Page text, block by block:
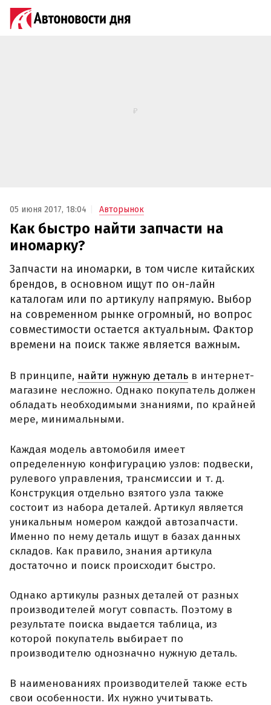
05 июня 2017, 18:04 Авторынок
Как быстро найти запчасти на
иномарку?
Запчасти на иномарки, в том числе китайских
брендов, в основном ищут по он-лайн
каталогам или по артикулу напрямую. Выбор
на современном рынке огромный, но вопрос
совместимости остается актуальным. Фактор
времени на поиск также является важным.
В принципе, найти нужную деталь в интернет-
магазине несложно. Однако покупатель должен
обладать необходимыми знаниями, по крайней
мере, минимальными.
Каждая модель автомобиля имеет
определенную конфигурацию узлов: подвески,
рулевого управления, трансмиссии и т. д.
Конструкция отдельно взятого узла также
состоит из набора деталей. Артикул является
уникальным номером каждой автозапчасти.
Именно по нему деталь ищут в базах данных
складов. Как правило, знания артикула
достаточно и поиск происходит быстро.
Однако артикулы разных деталей от разных
производителей могут совпасть. Поэтому в
результате поиска выдается таблица, из
которой покупатель выбирает по
производителю однозначно нужную деталь.
В наименованиях производителей также есть
свои особенности. Их нужно учитывать.